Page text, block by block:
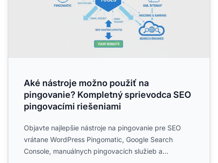
Aké nástroje možno použiť na
pingovanie? Kompletný sprievodca SEO
pingovacími riešeniami
Objavte najlepšie nástroje na pingovanie pre SEO
vrátane WordPress Pingomatic, Google Search
Console, manuálnych pingovacích služieb a